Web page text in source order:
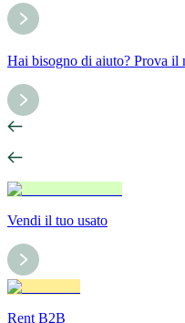
Hai bisogno di aiuto? Prova il
Vendi il tuo usato
Rent B2B